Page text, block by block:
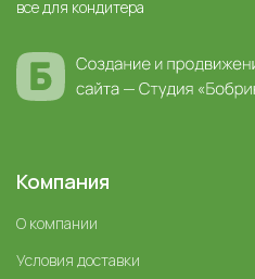
все для кондитера
Компания
О компании
Условия доставки